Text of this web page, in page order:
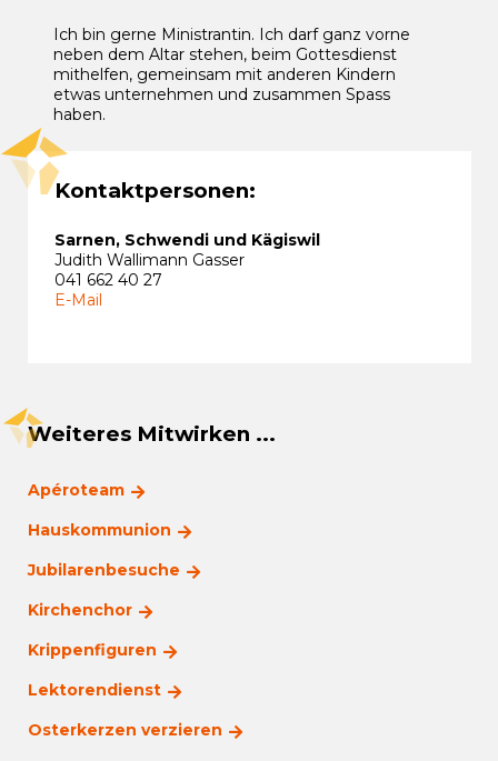
Ich bin gerne Ministrantin. Ich darf ganz vorne
neben dem Altar stehen, beim Gottesdienst
mithelfen, gemeinsam mit anderen Kindern
etwas unternehmen und zusammen Spass
haben.
Kontaktpersonen:
Sarnen, Schwendi und Kägiswil
Judith Wallimann Gasser
041 662 40 27
E-Mail
Weiteres Mitwirken ...
Apéroteam
Hauskommunion
Jubilarenbesuche
Kirchenchor
Krippenfiguren
Lektorendienst
Osterkerzen verzieren